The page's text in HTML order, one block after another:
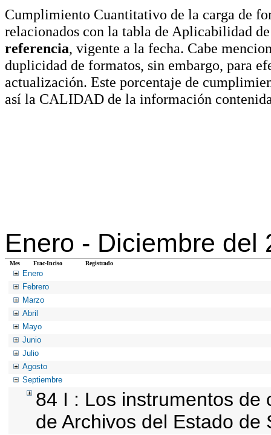
Cumplimiento Cuantitativo de la carga de
relacionados con la tabla de Aplicabilidad
referencia, vigente a la fecha. Cabe
duplicidad de formatos, sin embargo, para
actualización. Este porcentaje de
así la CALIDAD de la información
Enero - Diciembre del
Mes Frac-Inciso Registrado
Enero
Febrero
Marzo
Abril
Mayo
Junio
Julio
Agosto
Septiembre
84 I : Los instrumentos de
de Archivos del Estado de